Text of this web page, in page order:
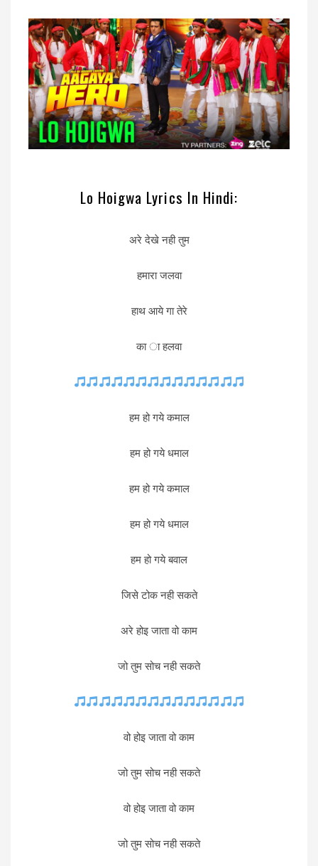
Lo Hoigwa Lyrics In Hindi:
अरे देखे नही तुम
हमारा जलवा
हाथ आये गा तेरे
का ा हलवा
हम हो गये कमाल
हम हो गये धमाल
हम हो गये कमाल
हम हो गये धमाल
हम हो गये बवाल
जिसे टोक नही सकते
अरे होइ जाता वो काम
जो तुम सोच नही सकते
वो होइ जाता वो काम
जो तुम सोच नही सकते
वो होइ जाता वो काम
जो तुम सोच नही सकते